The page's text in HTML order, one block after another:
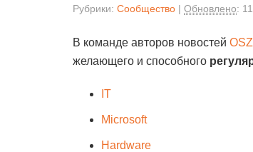
Рубрики: Сообщество Обновлено:
В команде авторов новостей
желающего и способного
IT
Microsoft
Hardware